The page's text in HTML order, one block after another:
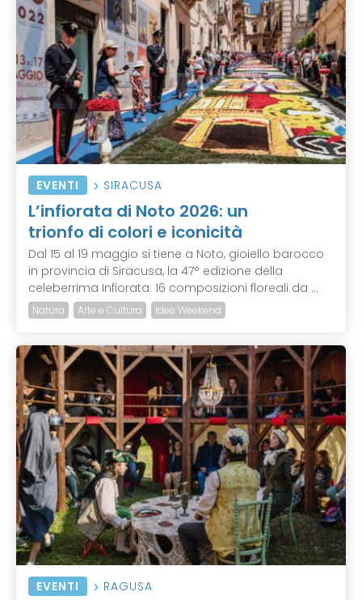
EVENTI SIRACUSA
L’infiorata di Noto 2026: un
trionfo di colori e iconicità
Dal 15 al 19 maggio si tiene a Noto, gioiello barocco
in provincia di Siracusa, la 47° edizione della
celeberrima Infiorata: 16 composizioni floreali da ...
Natura Arte e Cultura Idee Weekend
EVENTI RAGUSA